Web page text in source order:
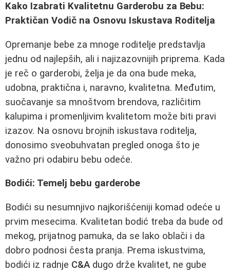
Kako Izabrati Kvalitetnu Garderobu za Bebu:
Praktičan Vodič na Osnovu Iskustava Roditelja
Opremanje bebe za mnoge roditelje predstavlja
jednu od najlepših, ali i najizazovnijih priprema. Kada
je reč o garderobi, želja je da ona bude meka,
udobna, praktična i, naravno, kvalitetna. Međutim,
suočavanje sa mnoštvom brendova, različitim
kalupima i promenljivim kvalitetom može biti pravi
izazov. Na osnovu brojnih iskustava roditelja,
donosimo sveobuhvatan pregled onoga što je
važno pri odabiru bebu odeće.
Bodići: Temelj bebu garderobe
Bodići su nesumnjivo najkorišćeniji komad odeće u
prvim mesecima. Kvalitetan bodić treba da bude od
mekog, prijatnog pamuka, da se lako oblači i da
dobro podnosi česta pranja. Prema iskustvima,
bodići iz radnje C&A dugo drže kvalitet, ne gube